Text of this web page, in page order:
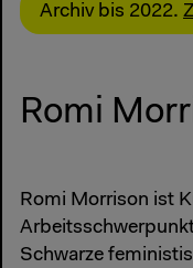
Archiv bis 2022.
Romi
Romi Morrison ist
Schwarze